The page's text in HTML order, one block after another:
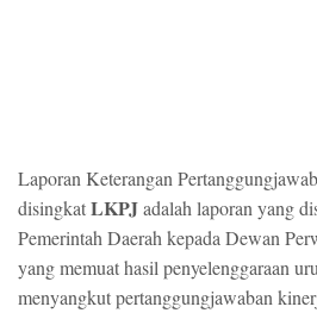
Laporan Keterangan
disingkatLKPJadalah laporan yang
Pemerintah Daerah kepada Dewan
yang memuat hasil penyelenggaraan
menyangkut pertanggungjawaban